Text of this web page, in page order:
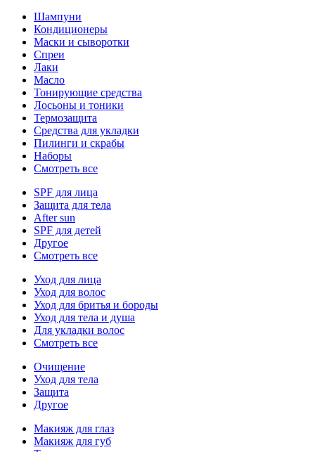
Шампуни
Кондиционеры
Маски и сыворотки
Спреи
Лаки
Масло
Тонирующие средства
Лосьоны и тоники
Термозащита
Средства для укладки
Пилинги и скрабы
Наборы
Смотреть все
SPF для лица
Защита для тела
After sun
SPF для детей
Другое
Смотреть все
Уход для лица
Уход для волос
Уход для бритья и бороды
Уход для тела и душа
Для укладки волос
Смотреть все
Очищение
Уход для тела
Защита
Другое
Макияж для глаз
Макияж для губ